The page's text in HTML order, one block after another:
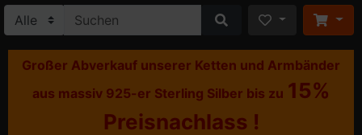
Großer Abverkauf unserer Ketten und Armbänder
aus massiv 925-er Sterling Silber bis zu 15%
Preisnachlass !